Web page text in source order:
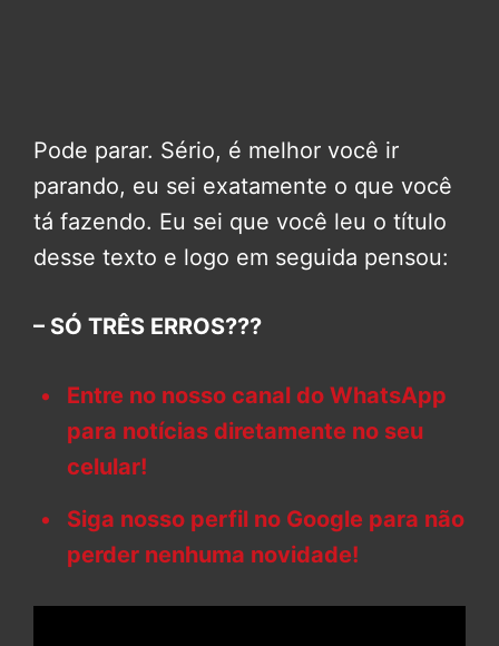
Pode parar. Sério, é melhor você ir
parando, eu sei exatamente o que você
tá fazendo. Eu sei que você leu o título
desse texto e logo em seguida pensou:
– SÓ TRÊS ERROS???
Entre no nosso canal do WhatsApp
para notícias diretamente no seu
celular!
Siga nosso perfil no Google para não
perder nenhuma novidade!